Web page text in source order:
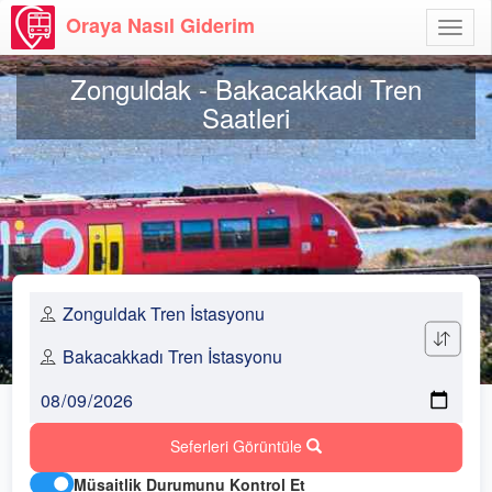
Aç
Oraya Nasıl Giderim
Zonguldak - Bakacakkadı Tren
Saatleri
Seferleri Görüntüle
Müsaitlik Durumunu Kontrol Et